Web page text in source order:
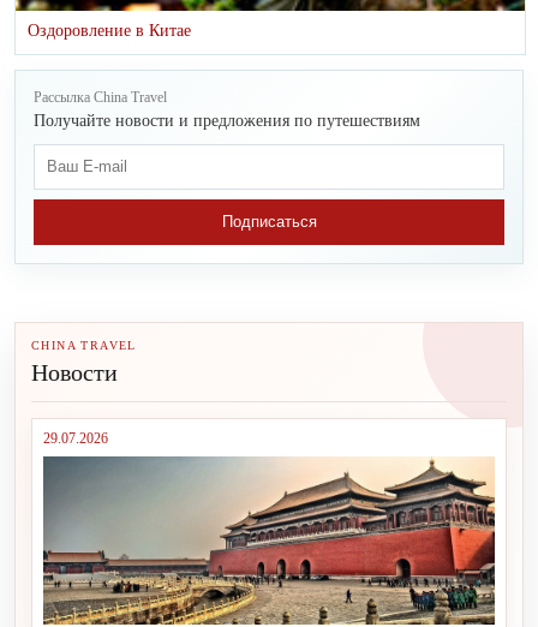
Оздоровление в Китае
Рассылка China Travel
Получайте новости и предложения по путешествиям
Подписаться
CHINA TRAVEL
Новости
29.07.2026